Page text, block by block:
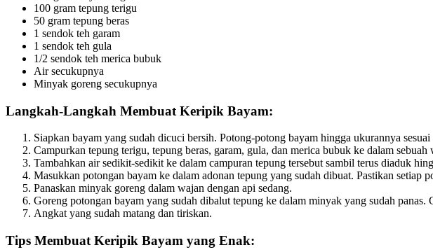
100 gram tepung terigu
50 gram tepung beras
1 sendok teh garam
1 sendok teh gula
1/2 sendok teh merica bubuk
Air secukupnya
Minyak goreng secukupnya
Langkah-Langkah Membuat Keripik Bayam:
Siapkan bayam yang sudah dicuci bersih. Potong-potong bayam hingga ukurannya sesuai
Campurkan tepung terigu, tepung beras, garam, gula, dan merica bubuk ke dalam sebuah
Tambahkan air sedikit-sedikit ke dalam campuran tepung tersebut sambil terus diaduk
Masukkan potongan bayam ke dalam adonan tepung yang sudah dibuat. Pastikan setiap
Panaskan minyak goreng dalam wajan dengan api sedang.
Goreng potongan bayam yang sudah dibalut tepung ke dalam minyak yang sudah
Angkat yang sudah matang dan tiriskan.
Tips Membuat Keripik Bayam yang Enak: